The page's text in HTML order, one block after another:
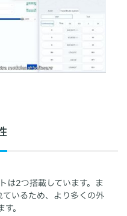
は2つ搭載しています。ま
いるため、より多くの外
。